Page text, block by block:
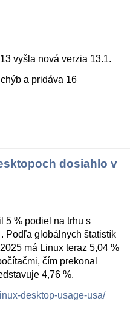
vyšla nová verzia 13.1.
a pridáva 16
dosiahlo v
5 % podiel na trhu s
Podľa globálnych štatistík
má Linux teraz 5,04 %
čím prekonal
4,76 %.
desktop-usage-usa/